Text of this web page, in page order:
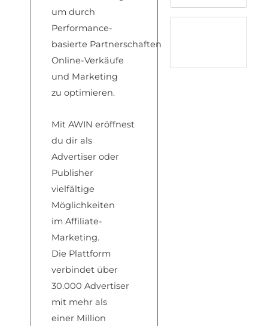
um durch
Performance-
basierte Partnerschaften
Online-Verkäufe
und Marketing
zu optimieren.
Mit AWIN eröffnest
du dir als
Advertiser oder
Publisher
vielfältige
Möglichkeiten
im Affiliate-
Marketing.
Die Plattform
verbindet über
30.000 Advertiser
mit mehr als
einer Million